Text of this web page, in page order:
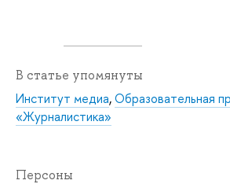
В статье упомянуты
Институт медиа,Образовательная
«Журналистика»
Персоны